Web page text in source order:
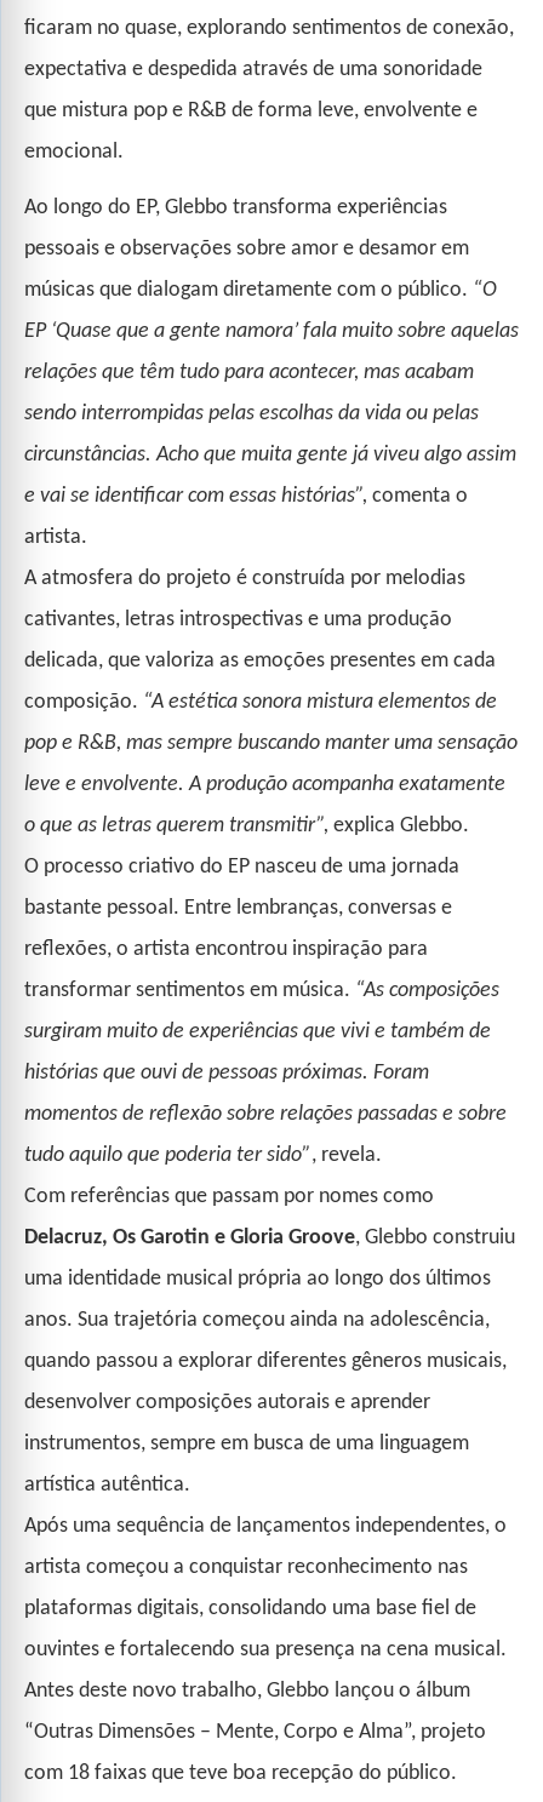
ficaram no quase, explorando sentimentos de conexão,
expectativa e despedida através de uma sonoridade
que mistura pop e R&B de forma leve, envolvente e
emocional.
Ao longo do EP, Glebbo transforma experiências
pessoais e observações sobre amor e desamor em
músicas que dialogam diretamente com o público. “O
EP ‘Quase que a gente namora’ fala muito sobre aquelas
relações que têm tudo para acontecer, mas acabam
sendo interrompidas pelas escolhas da vida ou pelas
circunstâncias. Acho que muita gente já viveu algo assim
e vai se identificar com essas histórias”, comenta o
artista.
A atmosfera do projeto é construída por melodias
cativantes, letras introspectivas e uma produção
delicada, que valoriza as emoções presentes em cada
composição. “A estética sonora mistura elementos de
pop e R&B, mas sempre buscando manter uma sensação
leve e envolvente. A produção acompanha exatamente
o que as letras querem transmitir”, explica Glebbo.
O processo criativo do EP nasceu de uma jornada
bastante pessoal. Entre lembranças, conversas e
reflexões, o artista encontrou inspiração para
transformar sentimentos em música. “As composições
surgiram muito de experiências que vivi e também de
histórias que ouvi de pessoas próximas. Foram
momentos de reflexão sobre relações passadas e sobre
tudo aquilo que poderia ter sido”, revela.
Com referências que passam por nomes como
Delacruz, Os Garotin e Gloria Groove, Glebbo construiu
uma identidade musical própria ao longo dos últimos
anos. Sua trajetória começou ainda na adolescência,
quando passou a explorar diferentes gêneros musicais,
desenvolver composições autorais e aprender
instrumentos, sempre em busca de uma linguagem
artística autêntica.
Após uma sequência de lançamentos independentes, o
artista começou a conquistar reconhecimento nas
plataformas digitais, consolidando uma base fiel de
ouvintes e fortalecendo sua presença na cena musical.
Antes deste novo trabalho, Glebbo lançou o álbum
“Outras Dimensões – Mente, Corpo e Alma”, projeto
com 18 faixas que teve boa recepção do público.